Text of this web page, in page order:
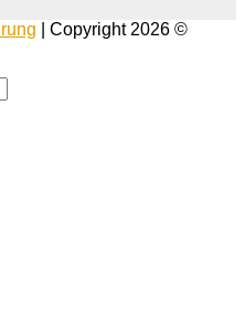
| Copyright 2026 ©